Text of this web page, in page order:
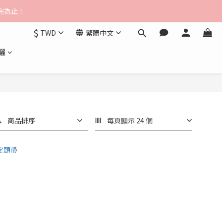
免運
止！
$3000免運
$ TWD 繁體中文
商品排序 每頁顯示 24 個